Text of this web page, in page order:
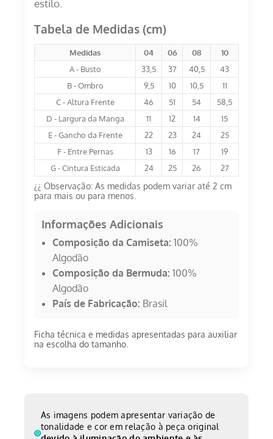
estilo.
Tabela de Medidas (cm)
Medidas 04 06 08
10
A - Busto
33,5 37 40,5
43
B - Ombro
9,5 10 10,5
11
C - Altura Frente
46 51 54
58,5
D - Largura da Manga
11 12 14
15
E - Gancho da Frente
22 23 24
25
F - Entre Pernas
13 16 17
19
G - Cintura Esticada
24 25 26 27
¿¿ Observação: As medidas podem variar até 2 cm
para mais ou para menos.
Informações Adicionais
Composição da Camiseta: 100%
Algodão
Composição da Bermuda: 100%
Algodão
País de Fabricação: Brasil
Ficha técnica e medidas apresentadas para auxiliar
na escolha do tamanho.
As imagens podem apresentar variação de
tonalidade e cor em relação à peça original